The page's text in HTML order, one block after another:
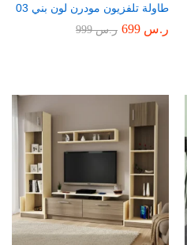
طاولة تلفزيون مودرن لون بني 03
ر.س ر.س999